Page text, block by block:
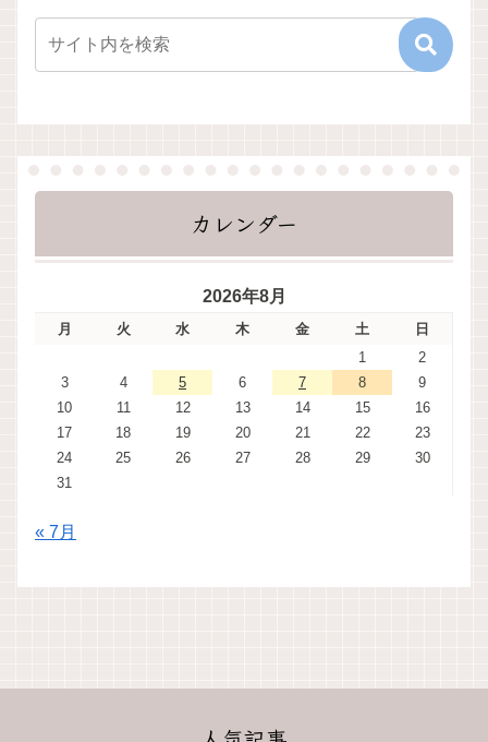
カレンダー
2026年8月
月 火 水 木 金 土
日
1
2
3
4 5 6 7 8
9
10
11 12 13 14 15
16
17
18 19 20 21 22
23
24
25 26 27 28 29
30
31
« 7月